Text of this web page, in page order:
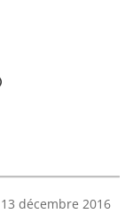
13 décembre 2016